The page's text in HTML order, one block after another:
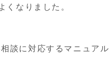
くなりました。
談に対応するマニュアル